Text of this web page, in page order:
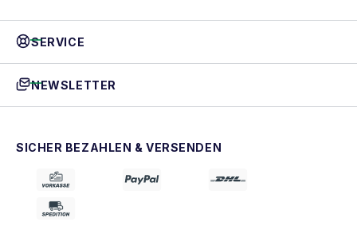
SERVICE
NEWSLETTER
SICHER BEZAHLEN & VERSENDEN